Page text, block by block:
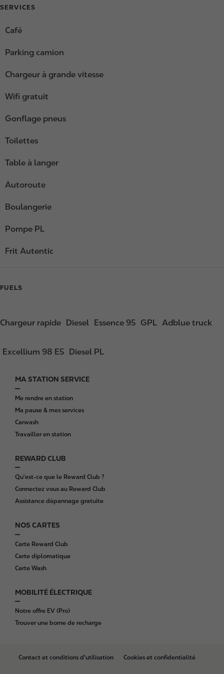
SERVICES
Café
Parking camion
Chargeur à grande vitesse
Wifi gratuit
Gonflage pneus
Toilettes
Table à langer
Autoroute
Boulangerie
Pompe PL
Frit Autentic
FUELS
Chargeur rapide Diesel Essence 95 GPL Adblue truck
Excellium 98 E5 Diesel PL
F
o
o
t
e
MA STATION SERVICE
Me rendre en station
Ma pause & mes services
Carwash
Travailler en station
REWARD CLUB
Qu'est-ce que le Reward Club ?
Connectez vous au Reward Club
Assistance dépannage gratuite
NOS CARTES
Carte Reward Club
Carte diplomatique
Carte Wash
MOBILITÉ ÉLECTRIQUE
Notre offre EV (Pro)
Trouver une borne de recharge
B
Contact et conditions d'utilisation Cookies et confidentialité